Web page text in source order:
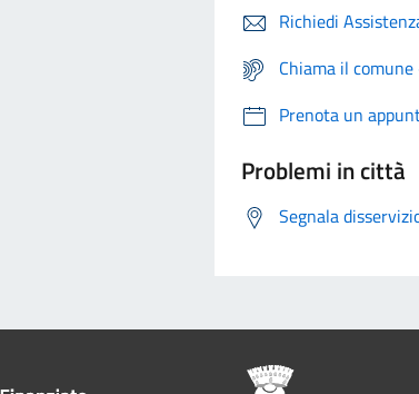
Richiedi
Chiama il
Prenota un
Problemi in città
Segnala